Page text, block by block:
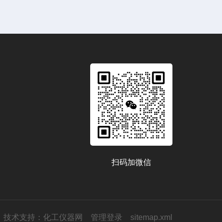
扫码加微信
技术支持： 化工仪器网 管理登录 sitemap.xml